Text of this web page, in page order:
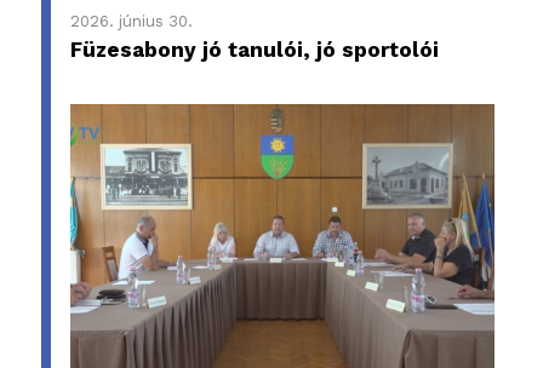
2026. június 30.
Füzesabony jó tanulói, jó sportolói